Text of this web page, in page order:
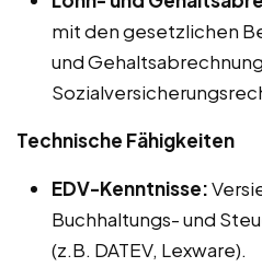
mit den gesetzlichen
und
Technische Fähigkeiten
EDV-Kenntnisse:
Buchhaltungs- und
(z.B. DATEV, Lexware).